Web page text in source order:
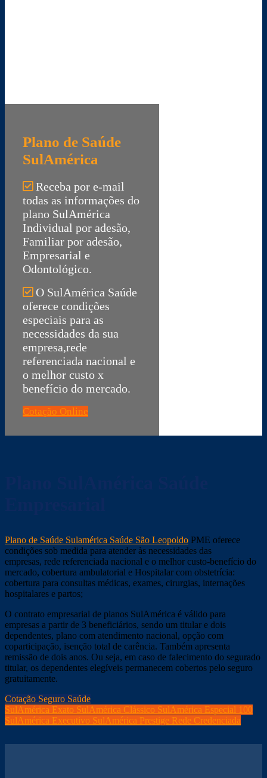
Plano de Saúde
SulAmérica
Receba por e-mail
todas as informações do
plano SulAmérica
Individual por adesão,
Familiar por adesão,
Empresarial e
Odontológico.
O SulAmérica Saúde
oferece condições
especiais para as
necessidades da sua
empresa,rede
referenciada nacional e
o melhor custo x
benefício do mercado.
Cotação Online
Plano de Saúde Sulamérica Saúde São Leopoldo PME oferece
condições sob medida para atender às necessidades das
empresas, rede referenciada nacional e o melhor custo-benefício do
mercado, cobertura ambulatorial e Hospitalar com obstetrícia:
cobertura para consultas médicas, exames, cirurgias, internações
hospitalares e partos;
O contrato empresarial de planos SulAmérica é válido para
empresas a partir de 3 beneficiários, sendo um titular e dois
dependentes, plano com atendimento nacional, opção com
coparticipação, isenção total de carência. Também apresenta
remissão de dois anos. Ou seja, em caso de falecimento do segurado
titular, os dependentes elegíveis permanecem cobertos pelo seguro
gratuitamente.
Cotação Seguro Saúde
SulAmérica Exato SulAmérica Clássico SulAmérica Especial 100
SulAmérica Executivo SulAmérica Prestige Rede Credenciada